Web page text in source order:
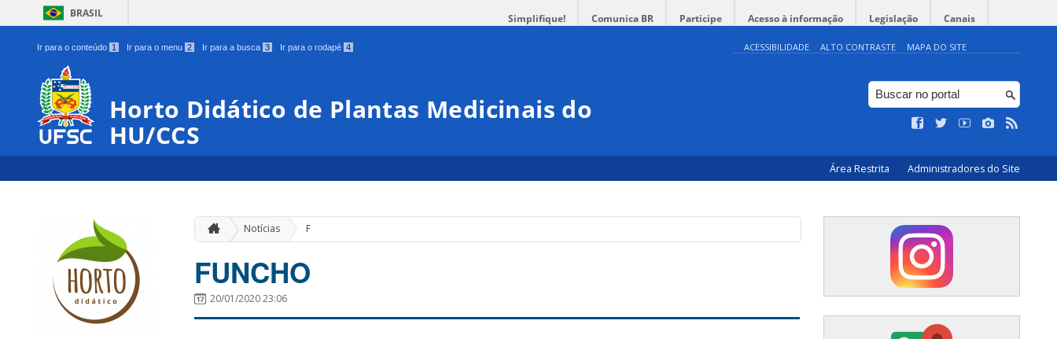
BRASIL Simplifique! Comunica BR Participe Acesso à informação Legislação Canais
Ir para o conteúdo 1 Ir para o menu 2 Ir para a busca 3 Ir para o rodapé 4 ACESSIBILIDADE ALTO CONTRASTE MAPA DO SITE
Horto Didático de Plantas Medicinais do
HU/CCS
Área Restrita Administradores do Site
Notícias F
FUNCHO
20/01/2020 23:06